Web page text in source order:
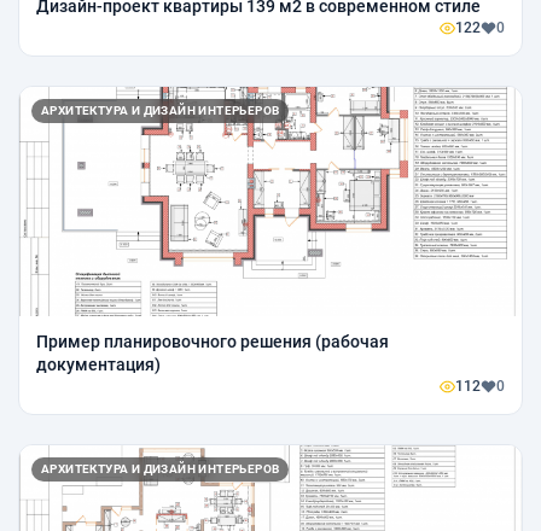
Дизайн-проект квартиры 139 м2 в современном стиле
122 0
АРХИТЕКТУРА И ДИЗАЙН ИНТЕРЬЕРОВ
Пример планировочного решения (рабочая
документация)
112 0
АРХИТЕКТУРА И ДИЗАЙН ИНТЕРЬЕРОВ